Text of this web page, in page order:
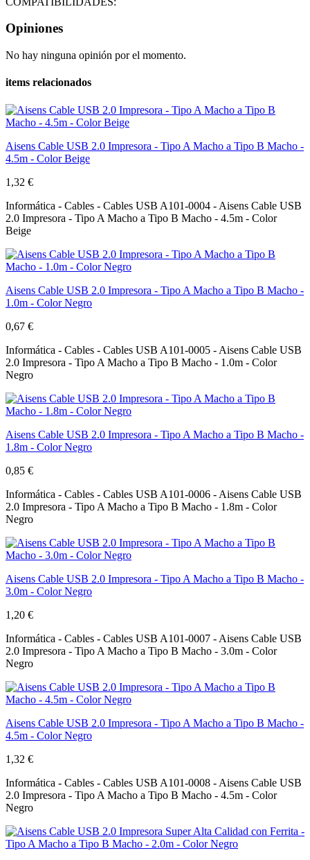
Opiniones
No hay ninguna opinión por el momento.
items relacionados
Aisens Cable USB 2.0 Impresora - Tipo A Macho a Tipo B Macho -
4.5m - Color Beige
1,32 €
Informática - Cables - Cables USB A101-0004 - Aisens Cable USB
2.0 Impresora - Tipo A Macho a Tipo B Macho - 4.5m - Color
Beige
Aisens Cable USB 2.0 Impresora - Tipo A Macho a Tipo B Macho -
1.0m - Color Negro
0,67 €
Informática - Cables - Cables USB A101-0005 - Aisens Cable USB
2.0 Impresora - Tipo A Macho a Tipo B Macho - 1.0m - Color
Negro
Aisens Cable USB 2.0 Impresora - Tipo A Macho a Tipo B Macho -
1.8m - Color Negro
0,85 €
Informática - Cables - Cables USB A101-0006 - Aisens Cable USB
2.0 Impresora - Tipo A Macho a Tipo B Macho - 1.8m - Color
Negro
Aisens Cable USB 2.0 Impresora - Tipo A Macho a Tipo B Macho -
3.0m - Color Negro
1,20 €
Informática - Cables - Cables USB A101-0007 - Aisens Cable USB
2.0 Impresora - Tipo A Macho a Tipo B Macho - 3.0m - Color
Negro
Aisens Cable USB 2.0 Impresora - Tipo A Macho a Tipo B Macho -
4.5m - Color Negro
1,32 €
Informática - Cables - Cables USB A101-0008 - Aisens Cable USB
2.0 Impresora - Tipo A Macho a Tipo B Macho - 4.5m - Color
Negro